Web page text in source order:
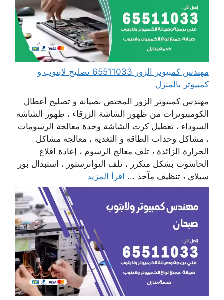
مهندس كمبيوتر الزور 65511033 تصليح لابتوب و
كمبيوتر بالمنزل
مهندس كمبيوتر الزور المختص بصيانة و تصليح أعطال
الكومبيوترات من ظهور الشاشة الزرقاء ، ظهور الشاشة
السوداء ، تعطيل كرت الشاشة وحدة معالجة الرسومات
، مشاكل وحدات الطاقة و التغذية ، معالجة مشاكل
الحرارة الزائدة ، تلف معالج الرسوم ، إعادة اقلاع
الحاسوب بشكل متكرر ، تلف التوانزستور ، استبدال بور
سبلاي ، تنظيف مآخذ ... اقرأ المزيد